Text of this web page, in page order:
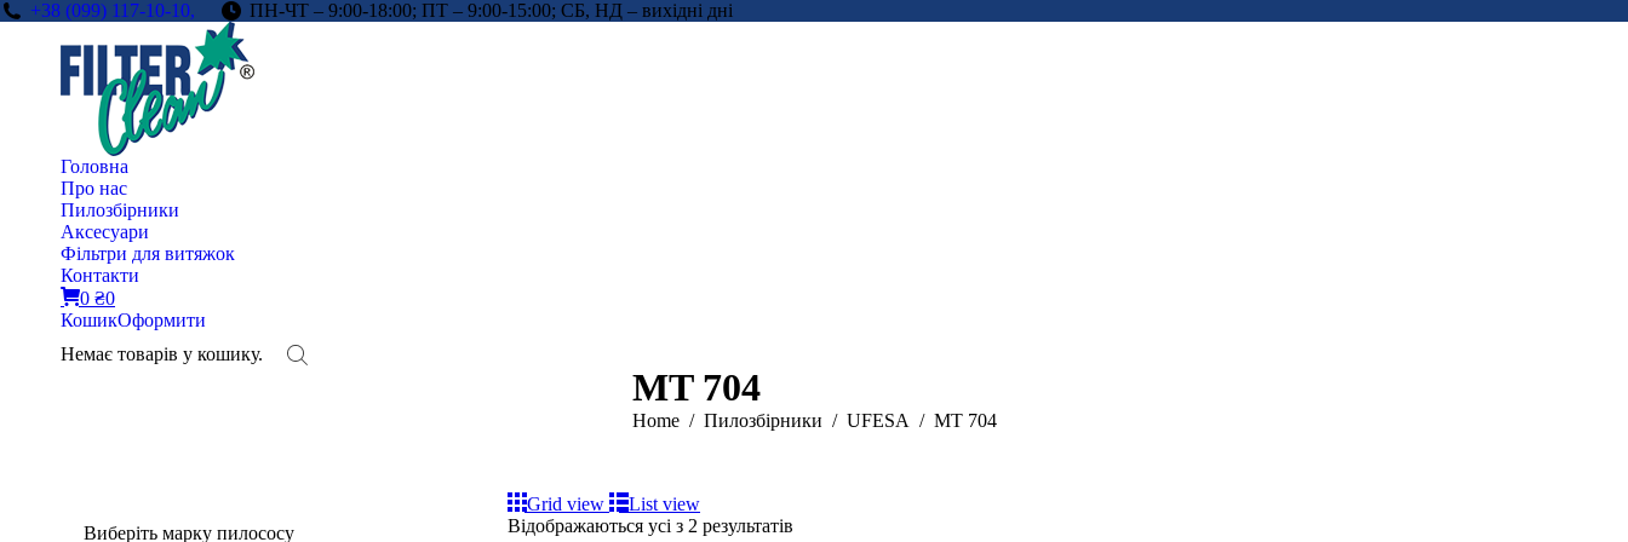
+38 (099) 117-10-10, ПН-ЧТ – 9:00-18:00; ПТ – 9:00-15:00; СБ, НД – вихідні дні
Головна
Про нас
Пилозбірники
Аксесуари
Фільтри для витяжок
Контакти
0 ₴0
КошикОформити
Немає товарів у кошику.
MT 704
You are here:
Home Пилозбірники UFESA MT 704
Grid view
List view
Відображаються усі з 2 результатів
Виберіть марку пилососу